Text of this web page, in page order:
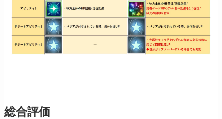
総合評価